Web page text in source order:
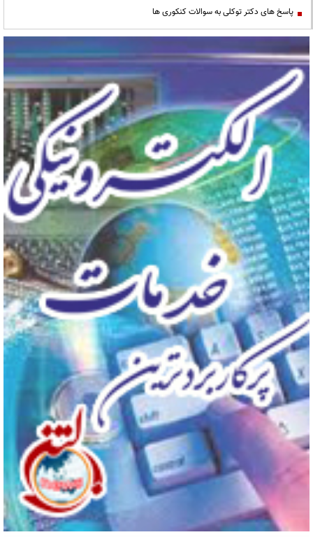
پاسخ های دکتر توکلی به سوالات کنکوری ها